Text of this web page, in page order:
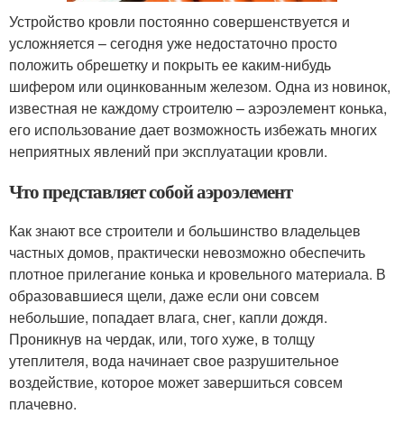
Устройство кровли постоянно совершенствуется и
усложняется – сегодня уже недостаточно просто
положить обрешетку и покрыть ее каким-нибудь
шифером или оцинкованным железом. Одна из новинок,
известная не каждому строителю – аэроэлемент конька,
его использование дает возможность избежать многих
неприятных явлений при эксплуатации кровли.
Что представляет собой аэроэлемент
Как знают все строители и большинство владельцев
частных домов, практически невозможно обеспечить
плотное прилегание конька и кровельного материала. В
образовавшиеся щели, даже если они совсем
небольшие, попадает влага, снег, капли дождя.
Проникнув на чердак, или, того хуже, в толщу
утеплителя, вода начинает свое разрушительное
воздействие, которое может завершиться совсем
плачевно.